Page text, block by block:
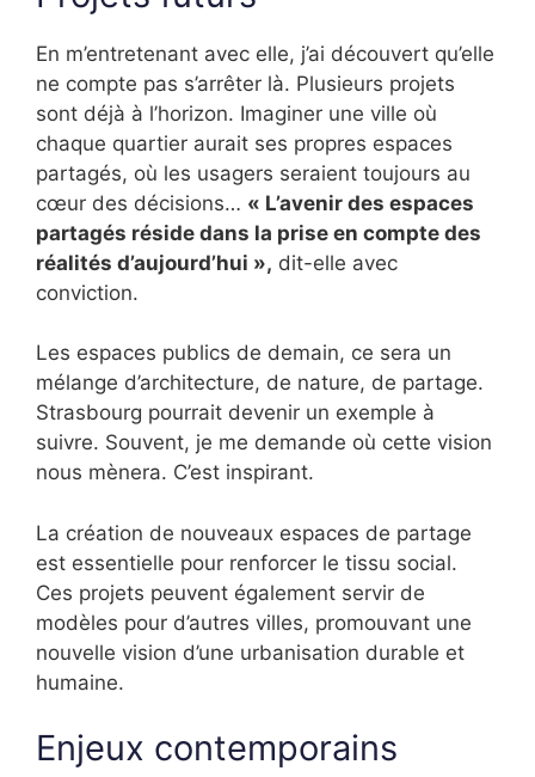
En m’entretenant avec elle, j’ai découvert qu’elle
ne compte pas s’arrêter là. Plusieurs projets
sont déjà à l’horizon. Imaginer une ville où
chaque quartier aurait ses propres espaces
partagés, où les usagers seraient toujours au
cœur des décisions… « L’avenir des espaces
partagés réside dans la prise en compte des
réalités d’aujourd’hui », dit-elle avec
conviction.
Les espaces publics de demain, ce sera un
mélange d’architecture, de nature, de partage.
Strasbourg pourrait devenir un exemple à
suivre. Souvent, je me demande où cette vision
nous mènera. C’est inspirant.
La création de nouveaux espaces de partage
est essentielle pour renforcer le tissu social.
Ces projets peuvent également servir de
modèles pour d’autres villes, promouvant une
nouvelle vision d’une urbanisation durable et
humaine.
Enjeux contemporains